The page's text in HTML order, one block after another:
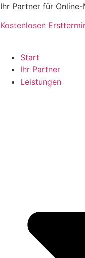
Zum
springen
Ihr Partner für
Kostenlosen
Start
Ihr Partner
Leistungen